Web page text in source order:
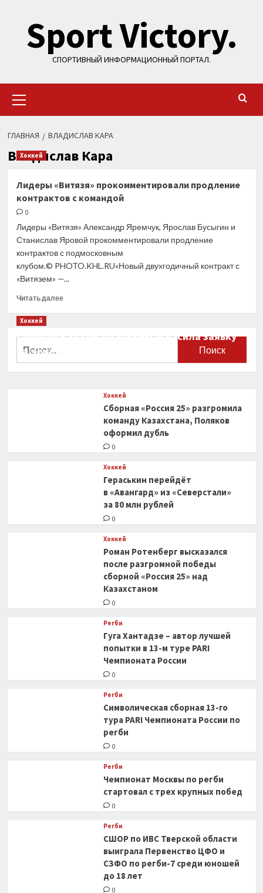
содержимому
Sport Victory.
СПОРТИВНЫЙ ИНФОРМАЦИОННЫЙ ПОРТАЛ.
меню
ГЛАВНАЯ ВЛАДИСЛАВ КАРА
Владислав Кара
Хоккей
Лидеры «Витязя» прокомментировали продление
контрактов с командой
0
Лидеры «Витязя» Александр Яремчук, Ярослав Бусыгин и
Станислав Яровой прокомментировали продление
контрактов с подмосковным
клубом.© PHOTO.KHL.RU«Новый двухгодичный контракт с
«Витязем» —...
Читать далееПрочитать
продление
Хоккей
Сборная Канады по хоккею огласила заявку
на чемпионат мира
Хоккей
Сборная «Россия 25» разгромила
команду Казахстана, Поляков
оформил дубль
0
Хоккей
Гераськин перейдёт
в «Авангард» из «Северстали»
за 80 млн рублей
0
Хоккей
Роман Ротенберг высказался
после разгромной победы
сборной «Россия 25» над
Казахстаном
0
Регби
Гуга Хантадзе – автор лучшей
попытки в 13-м туре PARI
Чемпионата России
0
Регби
Символическая сборная 13-го
тура PARI Чемпионата России по
регби
0
Регби
Чемпионат Москвы по регби
стартовал с трех крупных побед
0
Регби
СШОР по ИВС Тверской области
выиграла Первенство ЦФО и
СЗФО по регби-7 среди юношей
до 18 лет
0